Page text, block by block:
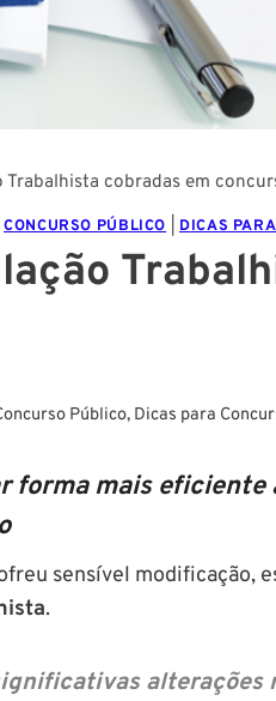
Trabalhista cobradas em
CONCURSO PÚBLICO DICAS
Público, Dicas para
forma mais
sensível modificação,
.
alterações